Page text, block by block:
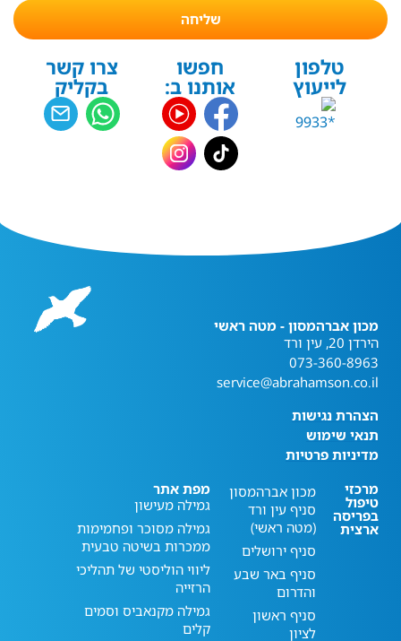
שליחה
טלפון
לייעוץ
חפשו
אותנו ב:
צרו קשר
בקליק
מכון אברהמסון - מטה ראשי
הירדן 20, עין ורד
073-360-8963
service@abrahamson.co.il
הצהרת נגישות
תנאי שימוש
מדיניות פרטיות
מרכזי
טיפול
בפריסה
ארצית
מכון אברהמסון
סניף עין ורד
(מטה ראשי)
סניף ירושלים
סניף באר שבע
והדרום
סניף ראשון
לציון
מפת אתר
גמילה מעישון
גמילה מסוכר ופחמימות
ממכרות בשיטה טבעית
ליווי הוליסטי של תהליכי
הרזייה
גמילה מקנאביס וסמים
קלים